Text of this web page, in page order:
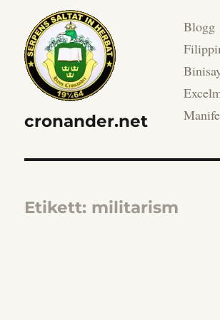
cronander.net
Blogg
Etikett: militarism